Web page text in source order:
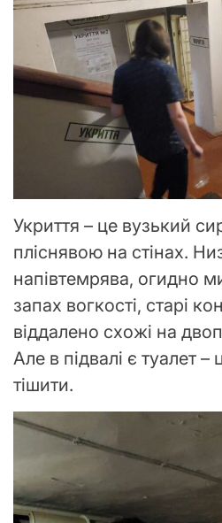
Укриття – це вузький
пліснявою на стінах.
напівтемрява, огидно
запах вогкості, старі
віддалено схожі на
Але в підвалі є туалет
тішити.